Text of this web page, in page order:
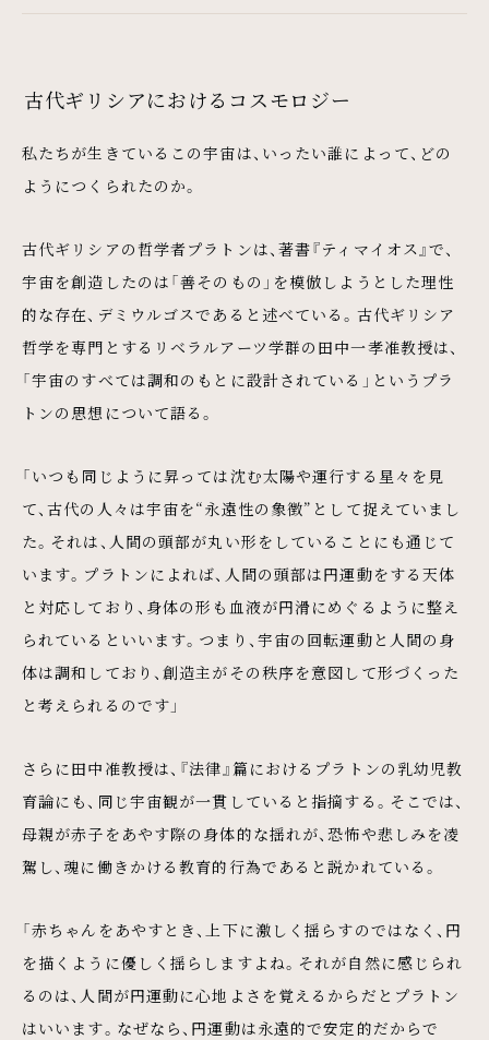
古代ギリシアにおけるコスモロジー
私たちが生きているこの宇宙は、いったい誰によって、どの
ようにつくられたのか。
古代ギリシアの哲学者プラトンは、著書『ティマイオス』で、
宇宙を創造したのは「善そのもの」を模倣しようとした理性
的な存在、デミウルゴスであると述べている。古代ギリシア
哲学を専門とするリベラルアーツ学群の田中一孝准教授は、
「宇宙のすべては調和のもとに設計されている」というプラ
トンの思想について語る。
「いつも同じように昇っては沈む太陽や運行する星々を見
て、古代の人々は宇宙を“永遠性の象徴”として捉えていまし
た。それは、人間の頭部が丸い形をしていることにも通じて
います。プラトンによれば、人間の頭部は円運動をする天体
と対応しており、身体の形も血液が円滑にめぐるように整え
られているといいます。つまり、宇宙の回転運動と人間の身
体は調和しており、創造主がその秩序を意図して形づくった
と考えられるのです」
さらに田中准教授は、『法律』篇におけるプラトンの乳幼児教
育論にも、同じ宇宙観が一貫していると指摘する。そこでは、
母親が赤子をあやす際の身体的な揺れが、恐怖や悲しみを凌
駕し、魂に働きかける教育的行為であると説かれている。
「赤ちゃんをあやすとき、上下に激しく揺らすのではなく、円
を描くように優しく揺らしますよね。それが自然に感じられ
るのは、人間が円運動に心地よさを覚えるからだとプラトン
はいいます。なぜなら、円運動は永遠的で安定的だからで